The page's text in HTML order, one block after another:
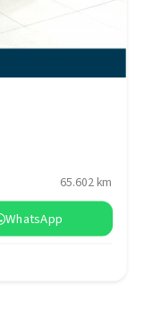
65.602 km
WhatsApp